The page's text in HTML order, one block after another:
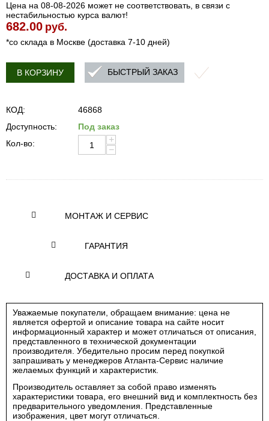
Цена на 08-08-2026 может не соответствовать, в связи с
нестабильностью курса валют!
682.00 руб.
*со склада в Москве (доставка 7-10 дней)
В КОРЗИНУ БЫСТРЫЙ ЗАКАЗ
КОД:
46868
Доступность:
Под заказ
Кол-во:
+
−
МОНТАЖ И СЕРВИС
ГАРАНТИЯ
ДОСТАВКА И ОПЛАТА
Уважаемые покупатели, обращаем внимание: цена не
является офертой и описание товара на сайте носит
информационный характер и может отличаться от описания,
представленного в технической документации
производителя. Убедительно просим перед покупкой
запрашивать у менеджеров Атланта-Сервис наличие
желаемых функций и характеристик.
Производитель оставляет за собой право изменять
характеристики товара, его внешний вид и комплектность без
предварительного уведомления. Представленные
изображения, цвет могут отличаться.